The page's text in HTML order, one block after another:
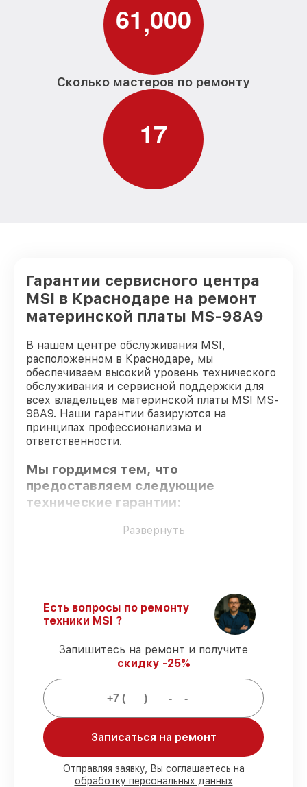
61,000
Сколько мастеров по ремонту
17
Гарантии сервисного центра
MSI в Краснодаре на ремонт
материнской платы MS-98A9
В нашем центре обслуживания MSI,
расположенном в Краснодаре, мы
обеспечиваем высокий уровень технического
обслуживания и сервисной поддержки для
всех владельцев материнской платы MSI MS-
98A9. Наши гарантии базируются на
принципах профессионализма и
ответственности.
Мы гордимся тем, что
предоставляем следующие
технические гарантии:
проверенные специалисты с опытом и
сертификацией.
Точное соблюдение сроков
–
соблюдаем сроки сервиса материнской
платы MS-98A9, согласованные с
Подтвержденная гарантия– все
работы по восстановлению проводятся с
официальной гарантией.
Мы гарантируем:
80%работ под контролем клиента
Развернуть
Есть вопросы по ремонту
техники MSI ?
Запишитесь на ремонт и получите
скидку -25%
Записаться на ремонт
Отправляя заявку, Вы соглашаетесь на
обработку персональных данных